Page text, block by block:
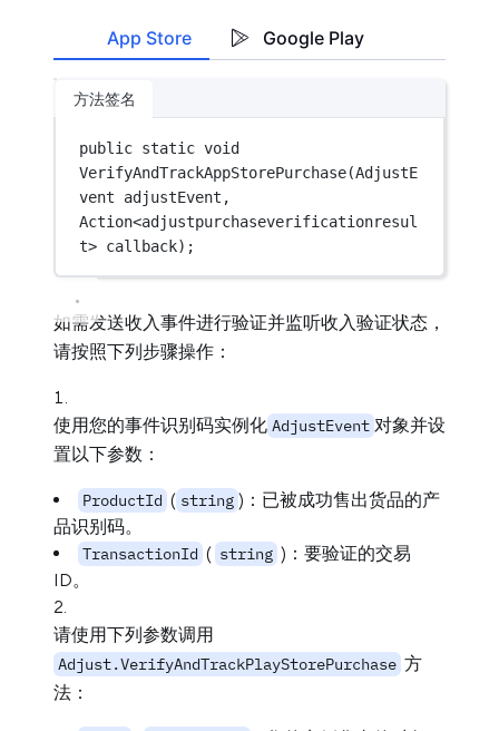
App Store Google Play
方法签名
public static void
VerifyAndTrackAppStorePurchase(AdjustE
vent
adjustEvent
Action<adjustpurchaseverificationresul
t> callback);
如需发送收入事件进行验证并监听收入验证状态，
请按照下列步骤操作：
使用您的事件识别码实例化 AdjustEvent 对象并设
置以下参数：
ProductId ( string )：已被成功售出货品的产
品识别码。
TransactionId ( string )：要验证的交易
ID。
请使用下列参数调用
Adjust.VerifyAndTrackPlayStorePurchase 方
法：